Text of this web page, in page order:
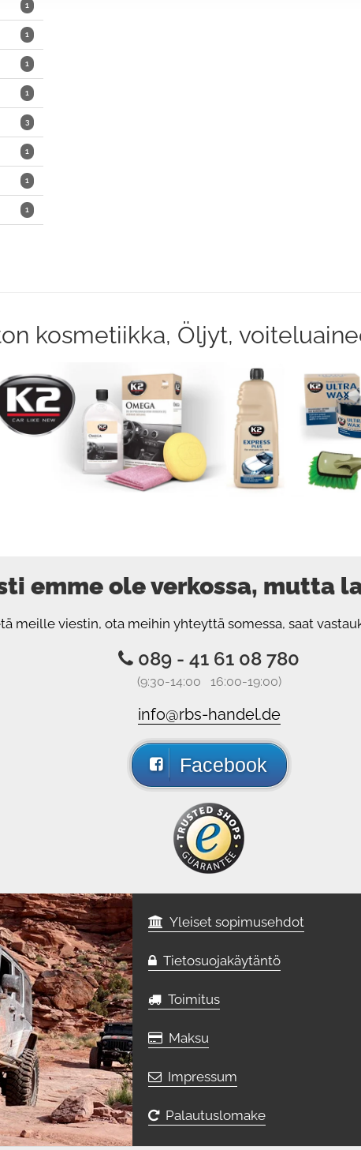
1
1
1
1
3
1
1
1
kosmetiikka, Öljyt,
emme ole verkossa, mutta
meille viestin, ota meihin yhteyttä somessa, saat
089 - 41 61 08 780
(9:30-14:00 16:00-19:00)
info@rbs-handel.de
Facebook
Yleiset sopimusehdot
Tietosuojakäytäntö
Toimitus
Maksu
Impressum
Palautuslomake